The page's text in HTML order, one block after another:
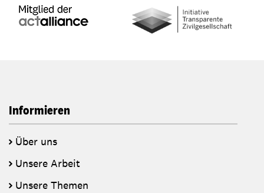
Informieren
Über uns
Unsere Arbeit
Unsere Themen